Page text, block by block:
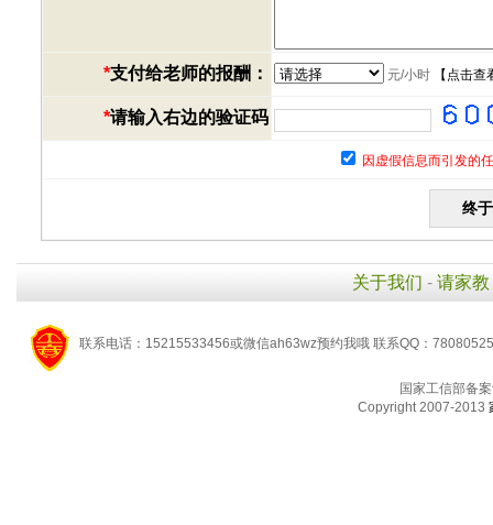
*支付给老师的报酬： 元/小时【 点击查
*请输入右边的验证码
因虚假信息而引发的
关于我们 - 请家教
联系电话：15215533456或微信ah63wz预约我哦 联系QQ：
国家工信部备
Copyright 2007-2013